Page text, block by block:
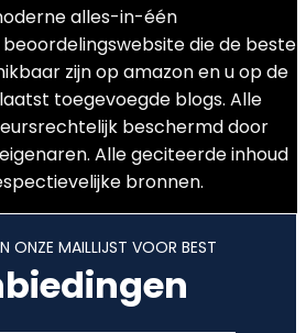
alles-in-één
die de beste
zijn op amazon en u op de
toegevoegde blogs. Alle
beschermd door
Alle geciteerde inhoud
bronnen.
ONZE MAILLIJST VOOR BEST